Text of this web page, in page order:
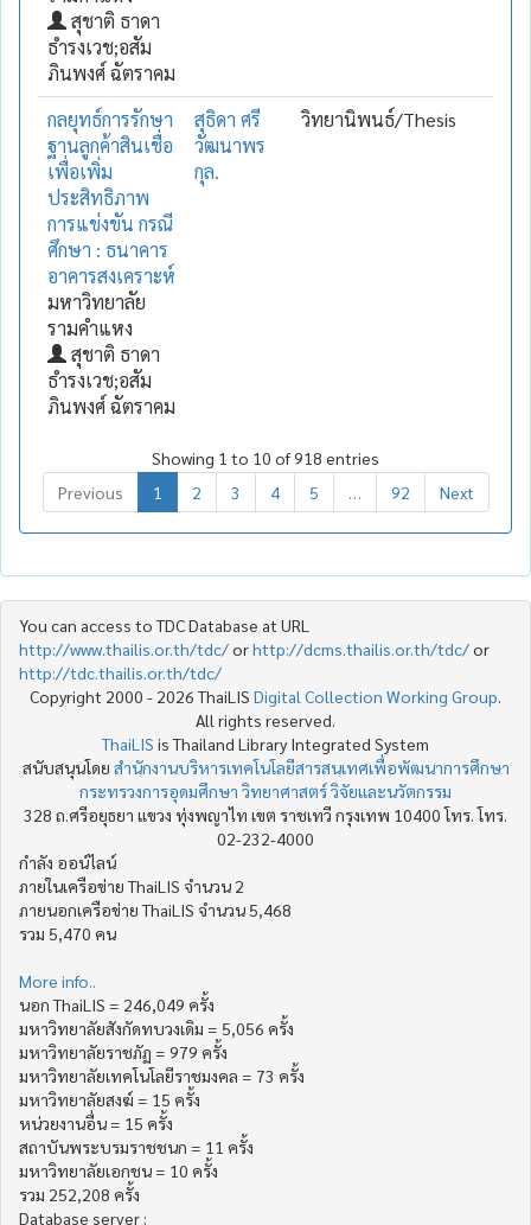
สุชาติ ธาดา
ธำรงเวช;อสัม
ภินพงศ์ ฉัตราคม
กลยุทธ์การรักษา
ฐานลูกค้าสินเชื่อ
เพื่อเพิ่ม
ประสิทธิภาพ
การแข่งขัน กรณี
ศึกษา : ธนาคาร
อาคารสงเคราะห์
มหาวิทยาลัย
รามคำแหง
สุชาติ ธาดา
ธำรงเวช;อสัม
ภินพงศ์ ฉัตราคม
สุธิดา ศรี
วัฒนาพร
กุล.
วิทยานิพนธ์/Thesis
Showing 1 to 10 of 918 entries
Previous
1 2 3 4 5 92 Next
You can access to TDC Database at URL
http://www.thailis.or.th/tdc/orhttp://dcms.thailis.or.th/tdc/or
http://tdc.thailis.or.th/tdc/
Copyright 2000 - 2026 ThaiLIS Digital Collection Working Group
All rights reserved.
ThaiLIS is Thailand Library Integrated System
สนับสนุนโดย สำนักงานบริหารเทคโนโลยีสารสนเทศเพื่อพัฒนาการศึกษา
กระทรวงการอุดมศึกษา วิทยาศาสตร์ วิจัยและนวัตกรรม
328 ถ.ศรีอยุธยา แขวง ทุ่งพญาไท เขต ราชเทวี กรุงเทพ 10400 โทร. โทร.
02-232-4000
กำลัง ออน์ไลน์
ภายในเครือข่าย ThaiLIS จำนวน 2
ภายนอกเครือข่าย ThaiLIS จำนวน 5,468
รวม 5,470 คน
More info..
นอก ThaiLIS = 246,049 ครั้ง
มหาวิทยาลัยสังกัดทบวงเดิม = 5,056 ครั้ง
มหาวิทยาลัยราชภัฏ = 979 ครั้ง
มหาวิทยาลัยเทคโนโลยีราชมงคล = 73 ครั้ง
มหาวิทยาลัยสงฆ์ = 15 ครั้ง
หน่วยงานอื่น = 15 ครั้ง
สถาบันพระบรมราชชนก = 11 ครั้ง
มหาวิทยาลัยเอกชน = 10 ครั้ง
รวม 252,208 ครั้ง
Database server :